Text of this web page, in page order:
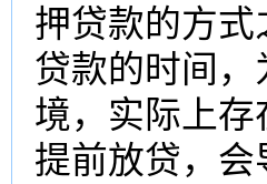
押贷款的方
贷款的时间
境，实际上
提前放贷，